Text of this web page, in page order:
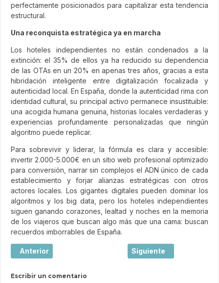
perfectamente posicionados para capitalizar esta tendencia
estructural.
Una reconquista estratégica ya en marcha
Los hoteles independientes no están condenados a la
extinción: el 35% de ellos ya ha reducido su dependencia
de las OTAs en un 20% en apenas tres años, gracias a esta
hibridación inteligente entre digitalización focalizada y
autenticidad local. En España, donde la autenticidad rima con
identidad cultural, su principal activo permanece insustituible:
una acogida humana genuina, historias locales verdaderas y
experiencias profundamente personalizadas que ningún
algoritmo puede replicar.
Para sobrevivir y liderar, la fórmula es clara y accesible:
invertir 2.000-5.000€ en un sitio web profesional optimizado
para conversión, narrar sin complejos el ADN único de cada
establecimiento y forjar alianzas estratégicas con otros
actores locales. Los gigantes digitales pueden dominar los
algoritmos y los big data, pero los hoteles independientes
siguen ganando corazones, lealtad y noches en la memoria
de los viajeros que buscan algo más que una cama: buscan
recuerdos imborrables de España.
Artículo anterior: Viajar: mucho más que hacer turismo
Anterior Artículo siguiente: El
Siguiente
Escribir un comentario